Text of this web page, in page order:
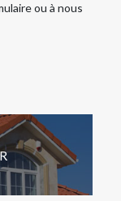
ou à nous